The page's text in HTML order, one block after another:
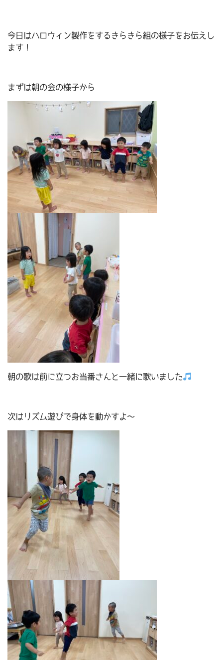
今日はハロウィン製作をするきらきら組の様子をお伝えし
ます！
まずは朝の会の様子から
朝の歌は前に立つお当番さんと一緒に歌いました
次はリズム遊びで身体を動かすよ～